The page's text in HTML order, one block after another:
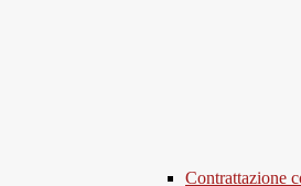
Contrattazione